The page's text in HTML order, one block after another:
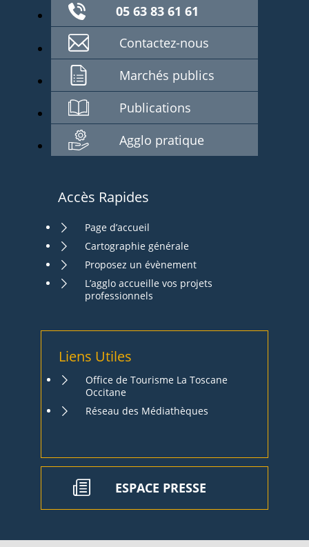
05 63 83 61 61
Contactez-nous
Marchés publics
Publications
Agglo pratique
Accès Rapides
Page d’accueil
Cartographie générale
Proposez un évènement
L’agglo accueille vos projets
professionnels
Liens Utiles
Office de Tourisme La Toscane
Occitane
Réseau des Médiathèques
ESPACE PRESSE